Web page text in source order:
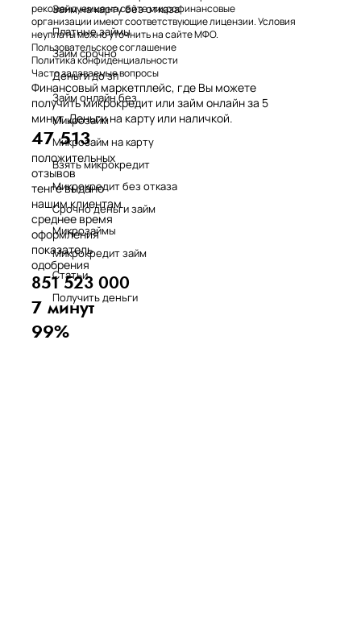
Займ на карту без отказа
Платные займы
Займ срочно
Деньги до зп
Займ онлайн без
Микрозайм
Микрозайм на карту
Взять микрокредит
Микрокредит без отказа
Срочно деньги займ
Микрозаймы
Микрокредит займ
Статьи
Получить деньги
рекомендуемые на сайте микрофинансовые
организации имеют соответствующие лицензии. Условия
неуплаты можно уточнить на сайте МФО.
Пользовательское соглашение
Политика конфиденциальности
Часто задаваемые вопросы
Финансовый маркетплейс, где Вы можете
получить микрокредит или займ онлайн за 5
минут. Деньги на карту или наличкой.
47 513
положительных
отзывов
тенге выдано
нашим клиентам
среднее время
оформления
показатель
одобрения
851 523 000
7 минут
99%